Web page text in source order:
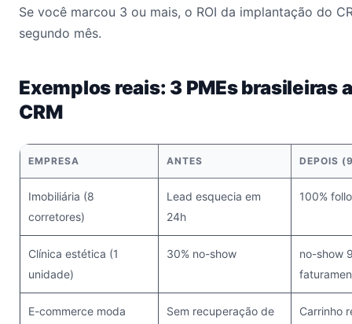
Se você marcou 3 ou mais, o ROI da implantação do
segundo mês.
Exemplos reais: 3 PMEs brasileiras
CRM
EMPRESA ANTES DEPOIS
Imobiliária (8
corretores)
Lead esquecia em
24h
100%
Clínica estética (1
unidade)
30% no-show
no-show
E-commerce moda
Sem recuperação de
Carrinho